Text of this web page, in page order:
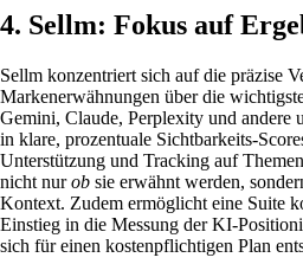
4. Sellm: Fokus auf
Sellm konzentriert sich auf die präzise
Markenerwähnungen über die
Gemini, Claude, Perplexity und andere
in klare, prozentuale Sichtbarkeits-
Unterstützung und Tracking auf
nicht nurob sie erwähnt werden,
Kontext. Zudem ermöglicht eine Suite
Einstieg in die Messung der KI-
sich für einen kostenpflichtigen Plan